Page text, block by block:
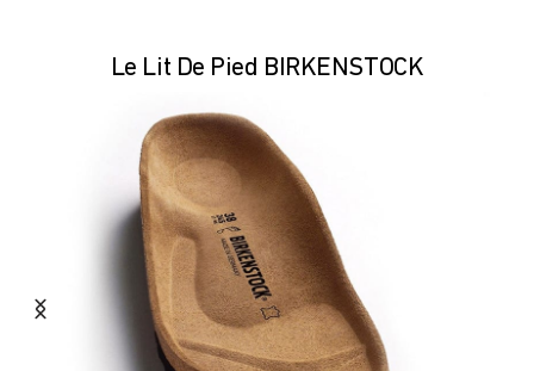
Le Lit De Pied BIRKENSTOCK